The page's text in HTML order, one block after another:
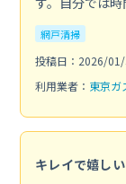
網戸清掃
投稿日：2026/
利用業者： 東京ガ
キレイで嬉しい